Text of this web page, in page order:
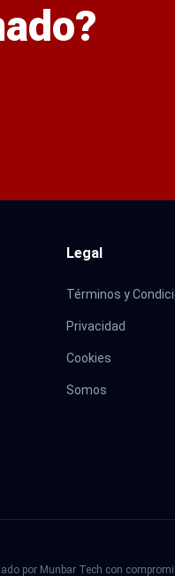
Legal
Términos y
Privacidad
Cookies
Somos
por Munbar Tech con